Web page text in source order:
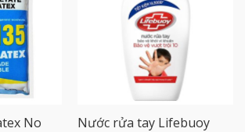
bìnhKhông tệRất tệ
No
Nước rửa tay Lifebuoy